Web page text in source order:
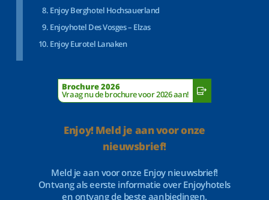
Enjoy Berghotel Hochsauerland
Enjoyhotel Des Vosges – Elzas
Enjoy Eurotel Lanaken
Brochure 2026
Vraag nu de brochure voor 2026 aan!
Enjoy! Meld je aan voor onze
nieuwsbrief!
Meld je aan voor onze Enjoy nieuwsbrief!
Ontvang als eerste informatie over Enjoyhotels
en ontvang de beste aanbiedingen.